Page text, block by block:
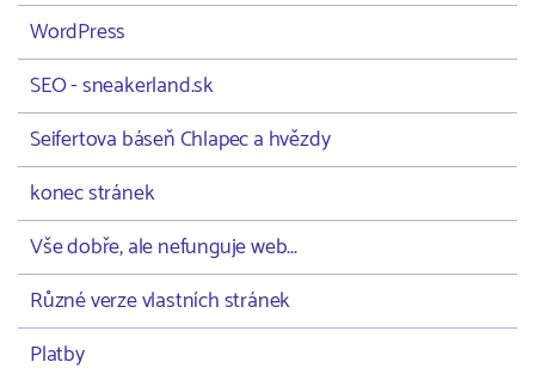
WordPress
SEO - sneakerland.sk
Seifertova báseň Chlapec a hvězdy
konec stránek
Vše dobře, ale nefunguje web...
Různé verze vlastních stránek
Platby